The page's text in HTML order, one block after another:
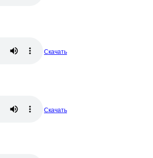
Скачать
Скачать